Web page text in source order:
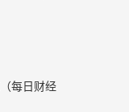
每日财经